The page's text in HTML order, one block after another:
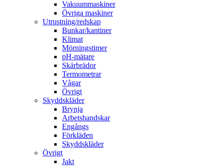
Vakuummaskiner
Övriga maskiner
Utrustning/redskap
Bunkar/kantiner
Klimat
Mörningstimer
pH-mätare
Skärbrädor
Termometrar
Vågar
Övrigt
Skyddskläder
Brynja
Arbetshandskar
Engångs
Förkläden
Skyddskläder
Övrigt
Jakt